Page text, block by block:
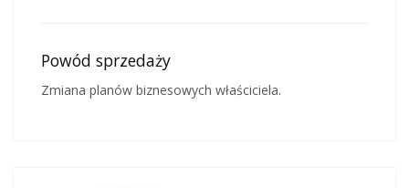
Powód sprzedaży
Zmiana planów biznesowych właściciela.